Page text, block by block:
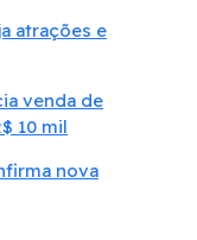
atrações e
venda de
10 mil
nova